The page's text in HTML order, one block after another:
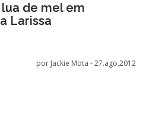
de mel em
Larissa
por Jackie Mota -27.ago.2012